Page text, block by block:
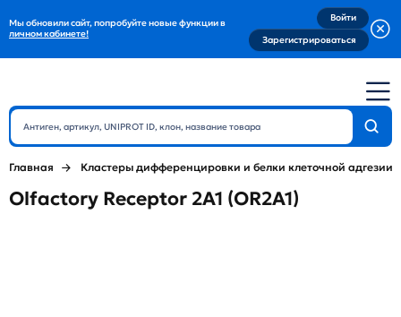
Мы обновили сайт, попробуйте новые функции в
личном кабинете!
Войти
Зарегистрироваться
Главная Кластеры дифференцировки и белки клеточной адгезии
Olfactory Receptor 2A1 (OR2A1)